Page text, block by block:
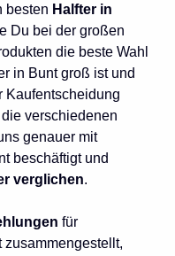
besten Halfter in
Du bei der großen
die beste Wahl
in Bunt groß ist und
Kaufentscheidung
verschiedenen
genauer mit
beschäftigt und
verglichen.
für